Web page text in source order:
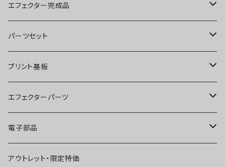
ブースター
オーバードライブ
ディストーション
ファズ
プリアンプ
空間系
エフェクター完成品
ブースター
オーバードライブ
ディストーション
ファズ
空間系
パーツセット
ブースター
オーバードライブ
ディストーション
ファズ
プリント基板
オーバードライブ
ディストーション
ファズ
エフェクターパーツ
スイッチ
ジャック
電子部品
IC
アウトレット・限定特価